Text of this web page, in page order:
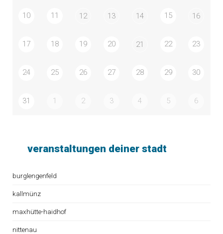
10 11 12 13 14 15 16
17 18 19 20 21 22 23
24 25 26 27 28 29 30
31 1 2 3 4 5 6
veranstaltungen deiner stadt
burglengenfeld
kallmünz
maxhütte-haidhof
nittenau